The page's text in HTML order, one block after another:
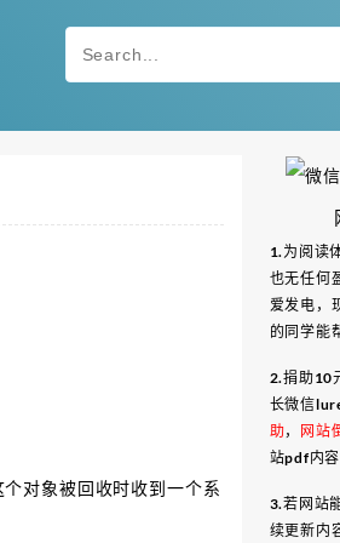
1.为阅读
也无任何
爱发电，
的同学能
2.捐助10
长微信
助， 网站
站pdf内容
3.若网站
续更新内
对象被回收时收到一个系